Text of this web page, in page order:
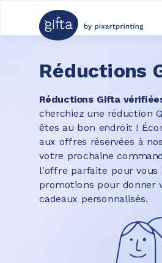
Réductions
Réductions Gifta
cherchiez une réduction
êtes au bon endroit !
aux offres réservées à
votre prochaine
l'offre parfaite pour vous
promotions pour donner
cadeaux personnalisés.